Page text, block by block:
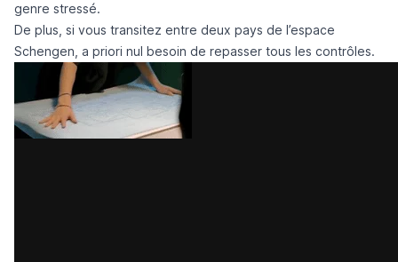
genre stressé.
De plus, si vous transitez entre deux pays de l’espace
Schengen, a priori nul besoin de repasser tous les contrôles.